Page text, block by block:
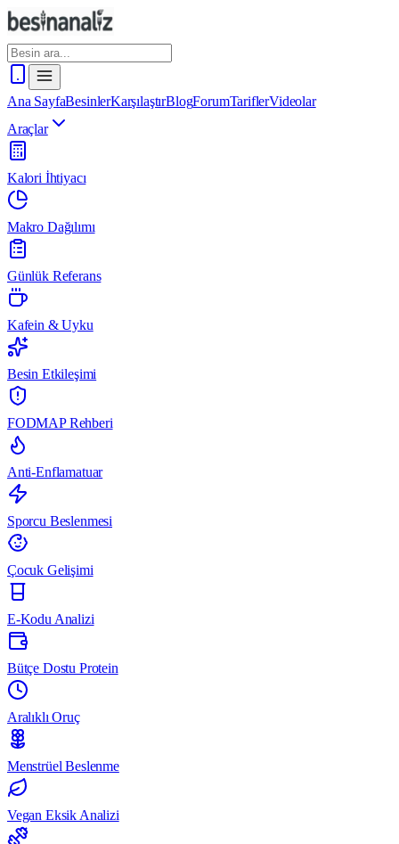
Ana SayfaBesinlerKarşılaştırBlogForumTariflerVideolar
Araçlar
Kalori İhtiyacı
Makro Dağılımı
Günlük Referans
Kafein & Uyku
Besin Etkileşimi
FODMAP Rehberi
Anti-Enflamatuar
Sporcu Beslenmesi
Çocuk Gelişimi
E-Kodu Analizi
Bütçe Dostu Protein
Aralıklı Oruç
Menstrüel Beslenme
Vegan Eksik Analizi